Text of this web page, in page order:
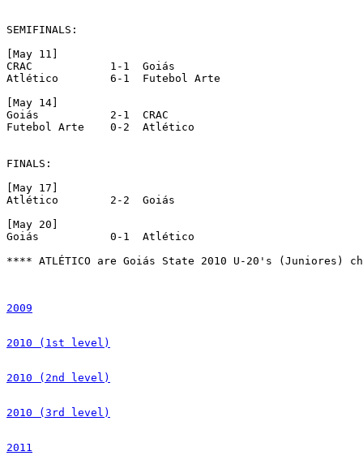
SEMIFINALS:
[May 11]
CRAC            1-1  Goiás
Atlético        6-1  Futebol Arte
[May 14]
Goiás           2-1  CRAC
Futebol Arte    0-2  Atlético
FINALS:
[May 17]
Atlético        2-2  Goiás
[May 20]
Goiás           0-1  Atlético
**** ATLÉTICO are Goiás State 2010 U-20's (Juniores)
2009
2010 (1st level)
2010 (2nd level)
2010 (3rd level)
2011